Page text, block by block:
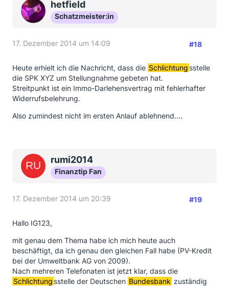
hetfield
Schatzmeister:in
17. Dezember 2014 um 14:09 #18
Heute erhielt ich die Nachricht, dass die Schlichtung sstelle
die SPK XYZ um Stellungnahme gebeten hat.
Streitpunkt ist ein Immo-Darlehensvertrag mit fehlerhafter
Widerrufsbelehrung.
Also zumindest nicht im ersten Anlauf ablehnend....
rumi2014
Finanztip Fan
17. Dezember 2014 um 20:39 #19
Hallo IG123,
mit genau dem Thema habe ich mich heute auch
beschäftigt, da ich genau den gleichen Fall habe (PV-Kredit
bei der Umweltbank AG von 2009).
Nach mehreren Telefonaten ist jetzt klar, dass die
Schlichtung sstelle der Deutschen Bundesbank zuständig